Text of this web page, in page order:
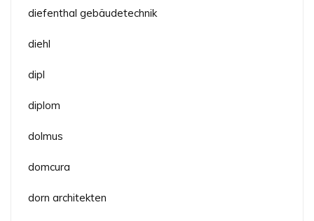
diefenthal gebäudetechnik
diehl
dipl
diplom
dolmus
domcura
dorn architekten